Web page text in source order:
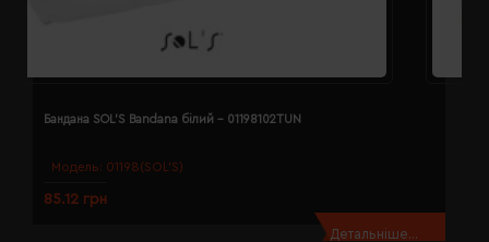
Модель: 01198(SOL’S)
Бандана SOL'S Bandana білий - 01198102TUN
85.12 грн
Детальніше...